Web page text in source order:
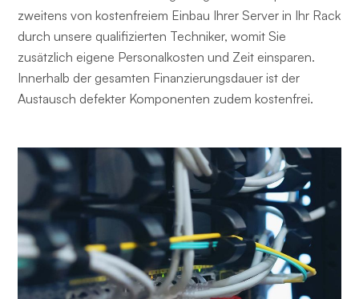
zweitens von kostenfreiem Einbau Ihrer Server in Ihr Rack
durch unsere qualifizierten Techniker, womit Sie
zusätzlich eigene Personalkosten und Zeit einsparen.
Innerhalb der gesamten Finanzierungsdauer ist der
Austausch defekter Komponenten zudem kostenfrei.